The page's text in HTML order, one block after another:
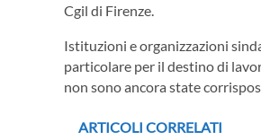
Cgil di Firenze.
Istituzioni e organizzazioni
particolare per il destino di
non sono ancora state
ARTICOLI CORRELATI